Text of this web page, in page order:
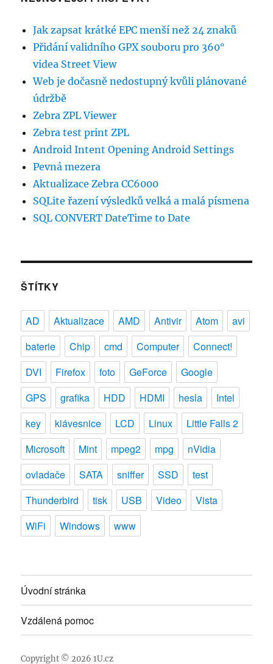
Jak zapsat krátké EPC menší než 24 znaků
Přidání validního GPX souboru pro 360°
videa Street View
Web je dočasně nedostupný kvůli plánované
údržbě
Zebra ZPL Viewer
Zebra test print ZPL
Android Intent Opening Android Settings
Pevná mezera
Aktualizace Zebra CC6000
SQLite řazení výsledků velká a malá písmena
SQL CONVERT DateTime to Date
ŠTÍTKY
AD Aktualizace AMD Antivir Atom
avi
baterie
Chip cmd Computer
Connect!
DVI
Firefox foto GeForce
Google
GPS
grafika HDD HDMI hesla
Intel
key
klávesnice LCD Linux
Little Falls 2
Microsoft
Mint mpeg2 mpg
nVidia
ovladače
SATA sniffer SSD
test
Thunderbird
tisk USB Video
Vista
WiFi
Windows www
Úvodní stránka
Vzdálená pomoc
Copyright © 20261U.cz